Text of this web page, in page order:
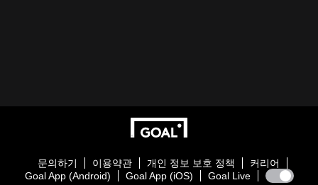
문의하기 이용약관 개인 정보 보호 정책
커리어
Goal App (Android)
Goal App (iOS) Goal Live